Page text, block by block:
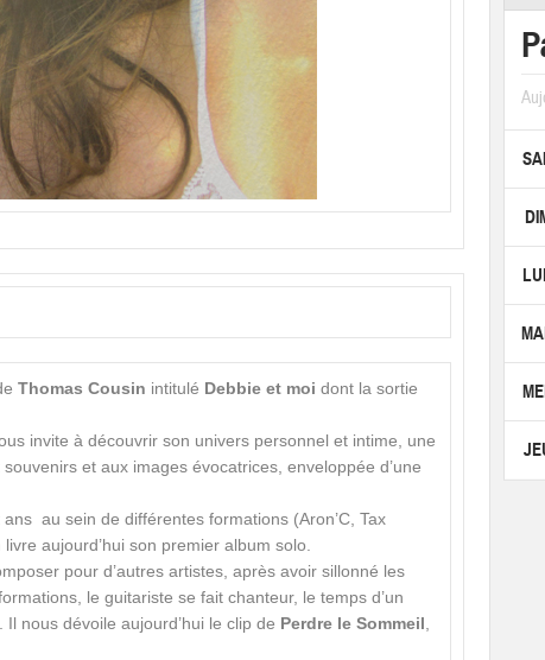
Thomas Cousin intitulé Debbie et moi dont la sortie
invite à découvrir son univers personnel et intime, une
et aux images évocatrices, enveloppée d’une
au sein de différentes formations (Aron’C, Tax
livre aujourd’hui son premier album solo.
pour d’autres artistes, après avoir sillonné les
le guitariste se fait chanteur, le temps d’un
nous dévoile aujourd’hui le clip de Perdre le Sommeil